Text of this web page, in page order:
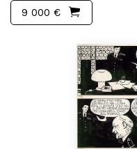
9 000 €